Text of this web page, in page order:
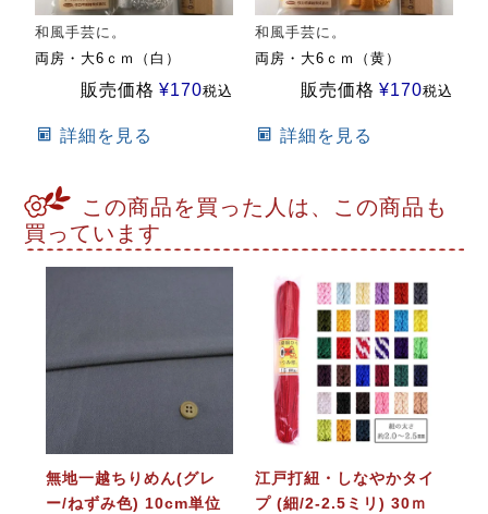
和風手芸に。
両房・大6ｃｍ（白）
販売価格 ¥170税込
詳細を見る
和風手芸に。
両房・大6ｃｍ（黄）
販売価格 ¥170税込
詳細を見る
この商品を買った人は、この商品も
買っています
無地一越ちりめん(グレ
ー/ねずみ色) 10cm単位
江戸打紐・しなやかタイ
プ (細/2-2.5ミリ) 30ｍ